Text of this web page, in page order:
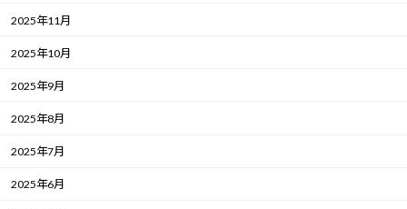
2025年11月
2025年10月
2025年9月
2025年8月
2025年7月
2025年6月